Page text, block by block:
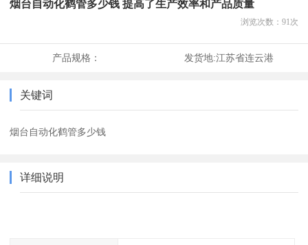
烟台自动化鹤管多少钱 提高了生产效率和产品质量
浏览次数： 91次
产品规格： 发货地:江苏省连云港
关键词
烟台自动化鹤管多少钱
详细说明